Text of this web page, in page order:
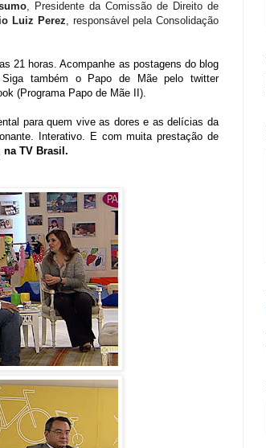
, Presidente da Comissão de Direito de
Luiz Perez , responsável pela Consolidação
21 horas. Acompanhe as postagens do blog
Siga também o Papo de Mãe pelo twitter
(Programa Papo de Mãe II).
para quem vive as dores e as delícias da
Interativo. E com muita prestação de
na TV Brasil.